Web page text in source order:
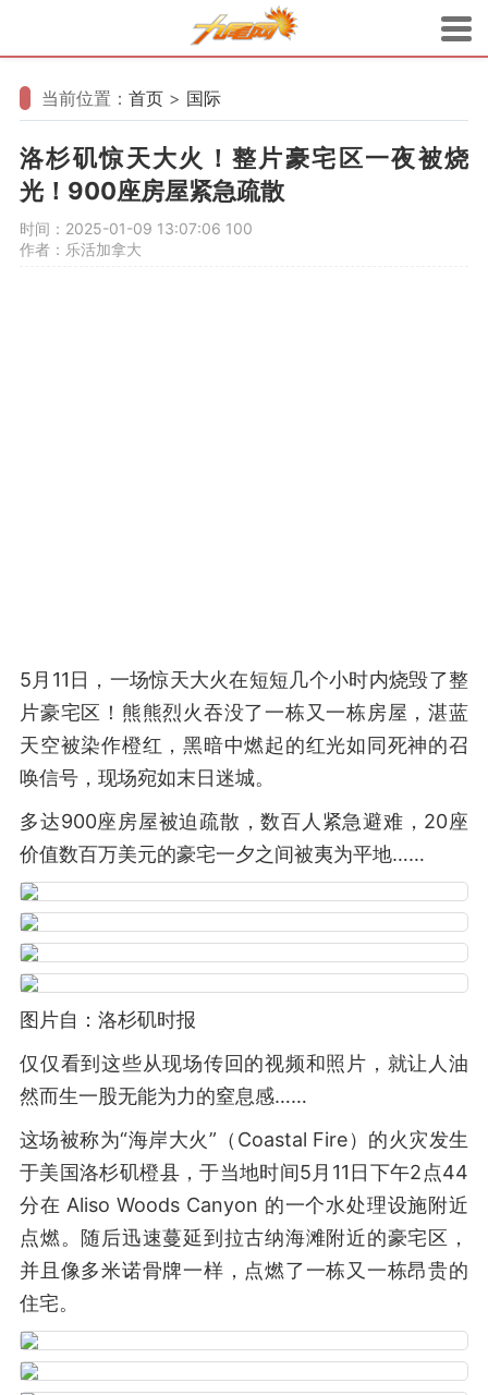
当前位置： 首页 > 国际
洛杉矶惊天大火！整片豪宅区一夜被烧
光！900座房屋紧急疏散
时间：2025-01-09 13:07:06 100
作者：乐活加拿大
5月11日，一场惊天大火在短短几个小时内烧毁了整
片豪宅区！熊熊烈火吞没了一栋又一栋房屋，湛蓝
天空被染作橙红，黑暗中燃起的红光如同死神的召
唤信号，现场宛如末日迷城。
多达900座房屋被迫疏散，数百人紧急避难，20座
价值数百万美元的豪宅一夕之间被夷为平地……
图片自：洛杉矶时报
仅仅看到这些从现场传回的视频和照片，就让人油
然而生一股无能为力的窒息感……
这场被称为“海岸大火”（Coastal Fire）的火灾发生
于美国洛杉矶橙县，于当地时间5月11日下午2点44
分在 Aliso Woods Canyon 的一个水处理设施附近
点燃。随后迅速蔓延到拉古纳海滩附近的豪宅区，
并且像多米诺骨牌一样，点燃了一栋又一栋昂贵的
住宅。